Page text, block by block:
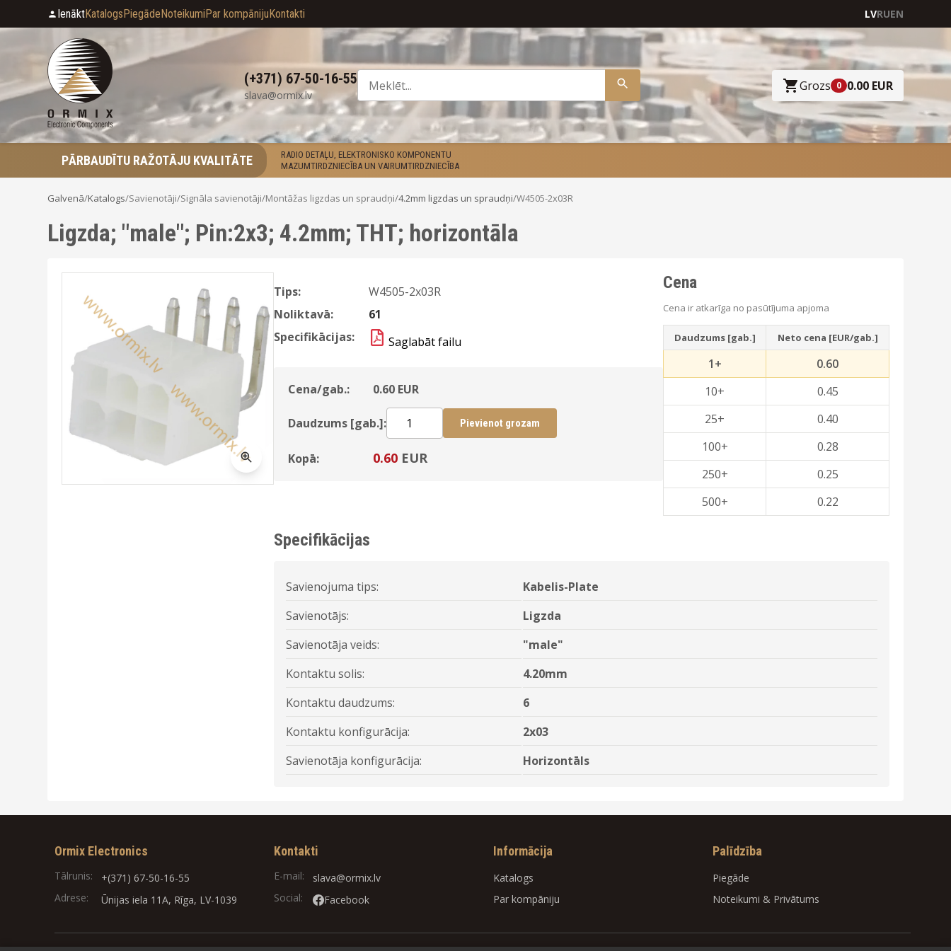
IenāktKatalogsPiegādeNoteikumiPar kompānijuKontakti LVRUEN
(+371) 67-50-16-55
slava@ormix.lv
Grozs 0 0.00 EUR
PĀRBAUDĪTU RAŽOTĀJU KVALITĀTE
RADIO DETAĻU, ELEKTRONISKO KOMPONENTU
MAZUMTIRDZNIECĪBA UN VAIRUMTIRDZNIECĪBA
Galvenā/Katalogs/Savienotāji/Signāla savienotāji/Montāžas ligzdas un spraudņi/4.2mm ligzdas un spraudņi/W4505-2x03R
Ligzda; "male"; Pin:2x3; 4.2mm; THT; horizontāla
Tips:
W4505-2x03R
Noliktavā:
61
Specifikācijas:
Saglabāt failu
Cena/gab.: 0.60 EUR
Daudzums [gab.]: Pievienot grozam
Kopā: 0.60 EUR
Cena
Cena ir atkarīga no pasūtījuma apjoma
Daudzums [gab.] Neto cena [EUR/gab.]
1+
0.60
10+
0.45
25+
0.40
100+
0.28
250+
0.25
500+
0.22
Specifikācijas
Savienojuma tips:
Kabelis-Plate
Savienotājs:
Ligzda
Savienotāja veids:
"male"
Kontaktu solis:
4.20mm
Kontaktu daudzums:
6
Kontaktu konfigurācija:
2x03
Savienotāja konfigurācija:
Horizontāls
Ormix Electronics
Tālrunis:
+(371) 67-50-16-55
Adrese:
Ūnijas iela 11A, Rīga, LV-1039
Kontakti
E-mail:
slava@ormix.lv
Social:
Facebook
Informācija
Katalogs
Par kompāniju
Palīdzība
Piegāde
Noteikumi & Privātums